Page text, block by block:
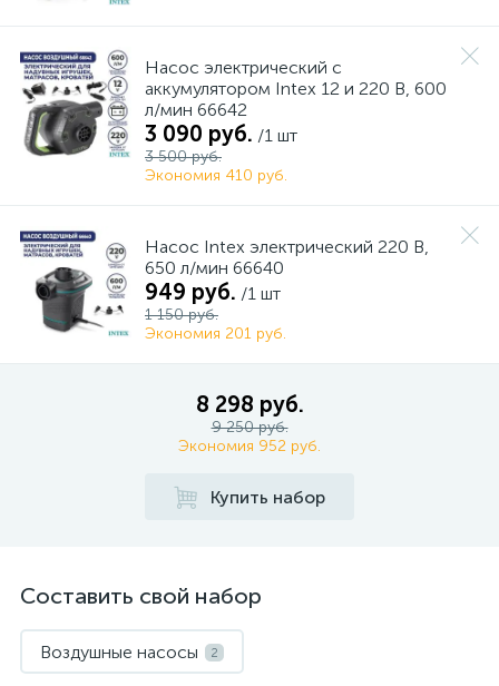
Насос электрический с
аккумулятором Intex 12 и 220 В, 600
л/мин 66642
3 090 руб. /1 шт
3 500 руб.
Экономия 410 руб.
Насос Intex электрический 220 В,
650 л/мин 66640
949 руб. /1 шт
1 150 руб.
Экономия 201 руб.
8 298 руб.
9 250 руб.
Экономия 952 руб.
Купить набор
Составить свой набор
Воздушные насосы 2